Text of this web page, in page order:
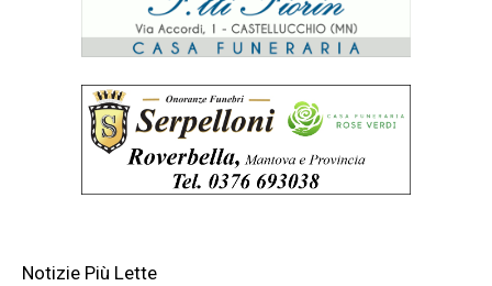
Notizie Più Lette